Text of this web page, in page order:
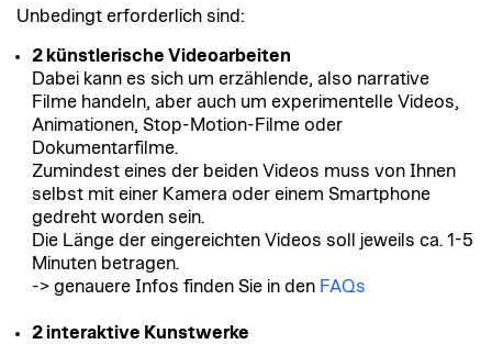
Unbedingt erforderlich sind:
2 künstlerische Videoarbeiten
Dabei kann es sich um erzählende, also narrative
Filme handeln, aber auch um experimentelle Videos,
Animationen, Stop-Motion-Filme oder
Dokumentarfilme.
Zumindest eines der beiden Videos muss von Ihnen
selbst mit einer Kamera oder einem Smartphone
gedreht worden sein.
Die Länge der eingereichten Videos soll jeweils ca. 1-5
Minuten betragen.
-> genauere Infos finden Sie in den FAQs
2 interaktive Kunstwerke